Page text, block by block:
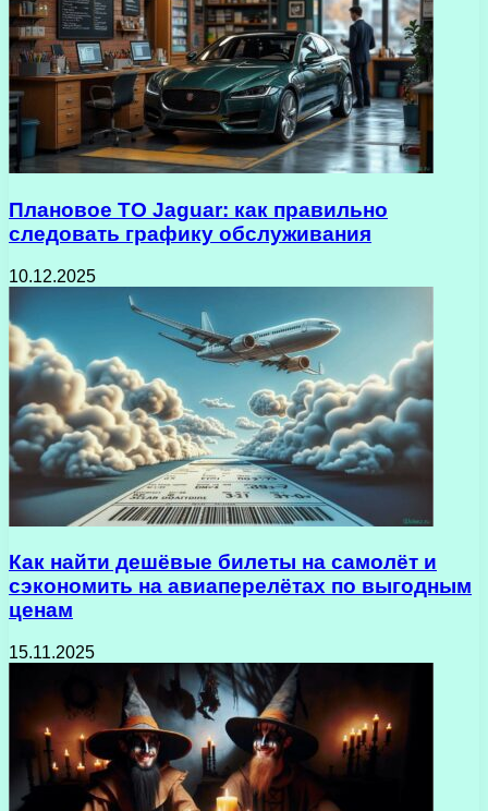
Плановое ТО Jaguar: как правильно
следовать графику обслуживания
10.12.2025
Как найти дешёвые билеты на самолёт и
сэкономить на авиаперелётах по выгодным
ценам
15.11.2025